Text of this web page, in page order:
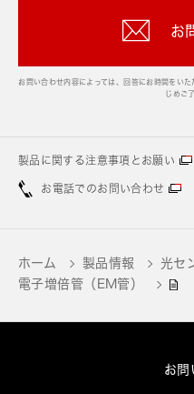
お
お問い合わせ内容によっては、回答にお時間をい
じめご
製品に関する注意事項とお願い
お電話でのお問い合わせ
ホーム 製品情報 光セ
電子増倍管（EM管）
お問